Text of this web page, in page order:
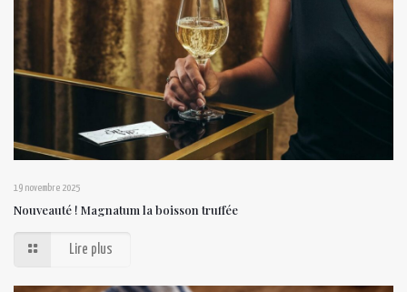
19 novembre 2025
Nouveauté ! Magnatum la boisson truffée
Lire plus